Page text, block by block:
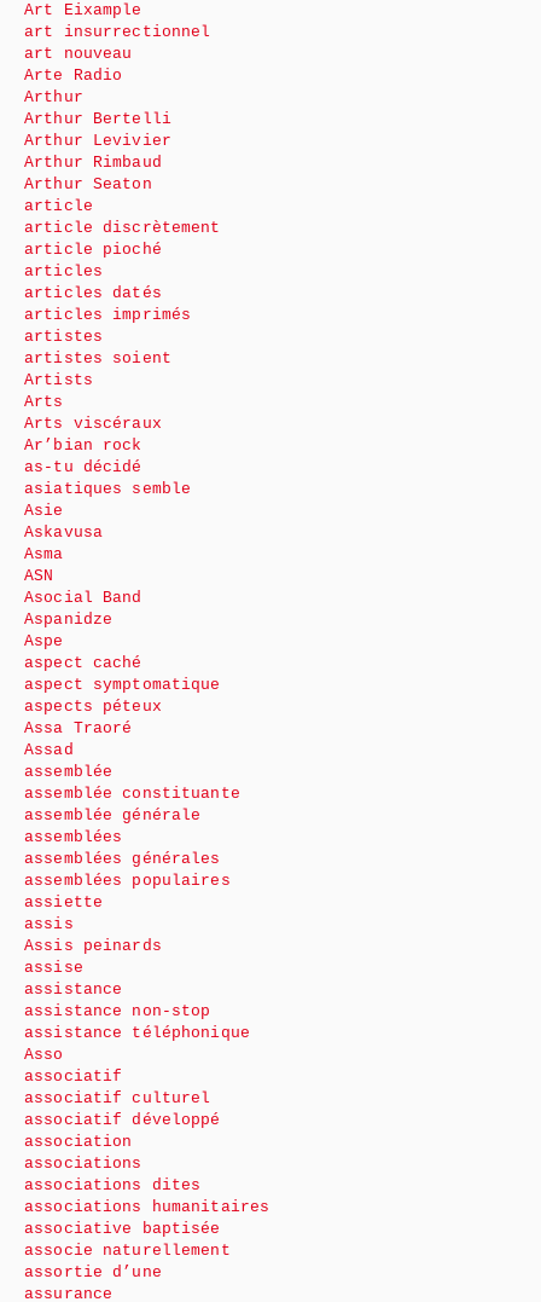
Art Eixample
art insurrectionnel
art nouveau
Arte Radio
Arthur
Arthur Bertelli
Arthur Levivier
Arthur Rimbaud
Arthur Seaton
article
article discrètement
article pioché
articles
articles datés
articles imprimés
artistes
artistes soient
Artists
Arts
Arts viscéraux
Ar’bian rock
as-tu décidé
asiatiques semble
Asie
Askavusa
Asma
ASN
Asocial Band
Aspanidze
Aspe
aspect caché
aspect symptomatique
aspects péteux
Assa Traoré
Assad
assemblée
assemblée constituante
assemblée générale
assemblées
assemblées générales
assemblées populaires
assiette
assis
Assis peinards
assise
assistance
assistance non-stop
assistance téléphonique
Asso
associatif
associatif culturel
associatif développé
association
associations
associations dites
associations humanitaires
associative baptisée
associe naturellement
assortie d’une
assurance